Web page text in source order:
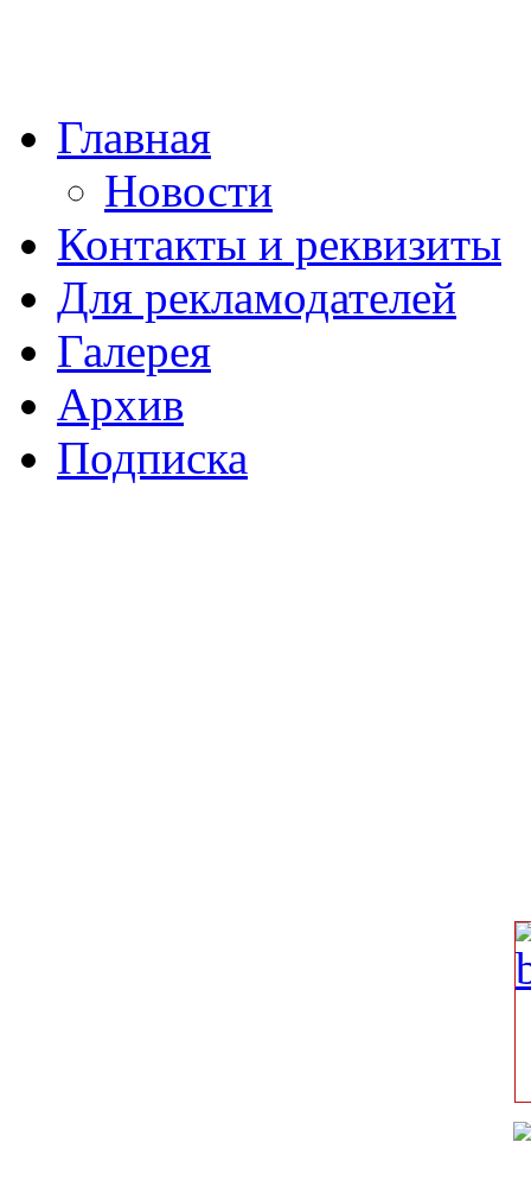
Главная
Новости
Контакты и реквизиты
Для рекламодателей
Галерея
Архив
Подписка